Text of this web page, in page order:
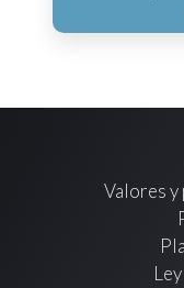
Valores